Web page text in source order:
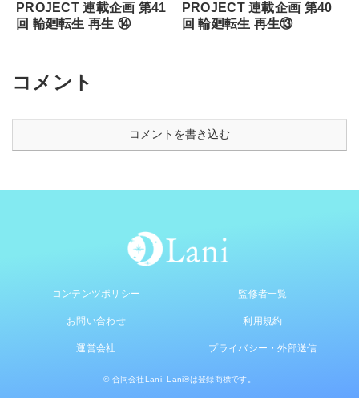
PROJECT 連載企画 第41
回 輪廻転⽣ 再⽣ ⑭
PROJECT 連載企画 第40
回 輪廻転⽣ 再⽣⑬
コメント
コメントを書き込む
コンテンツポリシー 監修者一覧
お問い合わせ 利用規約
運営会社 プライバシー・外部送信
© 合同会社Lani. Lani®は登録商標です。